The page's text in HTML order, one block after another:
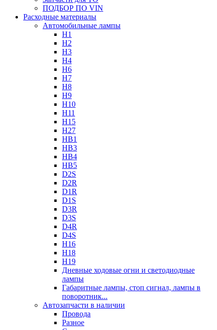
ПОДБОР ПО VIN
Расходные материалы
Автомобильные лампы
H1
H2
H3
H4
H6
H7
H8
H9
H10
H11
H15
H27
HB1
HB3
HB4
HB5
D2S
D2R
D1R
D1S
D3R
D3S
D4R
D4S
H16
H18
H19
Дневные ходовые огни и светодиодные
лампы
Габаритные лампы, стоп сигнал, лампы в
поворотник...
Автозапчасти в наличии
Провода
Разное